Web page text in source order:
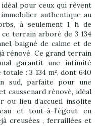
pour ceux qui rêvent
authentique au
à seulement 1 h de
terrain arboré de 3 134
baigné de calme et de
rénové. Ce grand terrain
garantit une intimité
: 3 134 m², dont 640
sud, parfaite pour une
caussenard rénové, idéal
ou lieu d’accueil insolite
et tout-à-l’égout en
creusées , ferraillées et